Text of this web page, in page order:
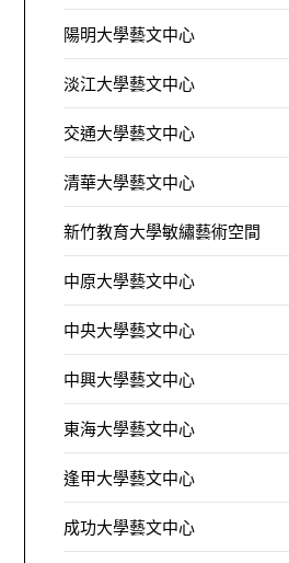
陽明大學藝文中心
淡江大學藝文中心
交通大學藝文中心
清華大學藝文中心
新竹教育大學敏繡藝術空間
中原大學藝文中心
中央大學藝文中心
中興大學藝文中心
東海大學藝文中心
逢甲大學藝文中心
成功大學藝文中心